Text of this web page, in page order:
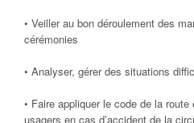
• Veiller au bon déroulement des
cérémonies
• Analyser, gérer des situations
• Faire appliquer le code de la
usagers en cas d’accident de la